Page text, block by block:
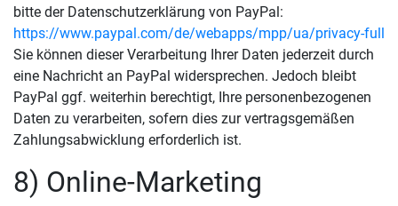
bitte der Datenschutzerklärung von PayPal:
https://www.paypal.com/de/webapps/mpp/ua/privacy-full
Sie können dieser Verarbeitung Ihrer Daten jederzeit durch
eine Nachricht an PayPal widersprechen. Jedoch bleibt
PayPal ggf. weiterhin berechtigt, Ihre personenbezogenen
Daten zu verarbeiten, sofern dies zur vertragsgemäßen
Zahlungsabwicklung erforderlich ist.
8) Online-Marketing